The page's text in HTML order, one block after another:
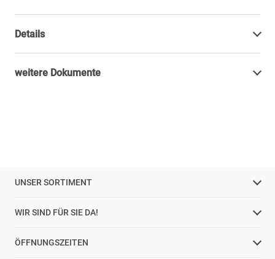
Details
weitere Dokumente
UNSER SORTIMENT
WIR SIND FÜR SIE DA!
ÖFFNUNGSZEITEN